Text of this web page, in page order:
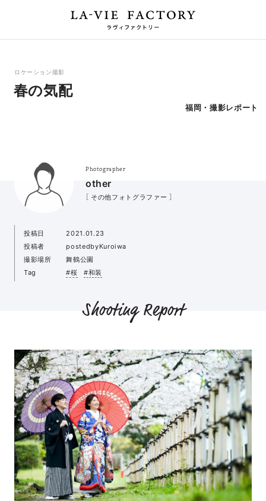
ロケーション撮影
春の気配
福岡・撮影レポート
Photographer
other
［ その他フォトグラファー ］
投稿日
2021.01.23
投稿者
postedbyKuroiwa
撮影場所
舞鶴公園
Tag
#桜 #和装
Shooting Report